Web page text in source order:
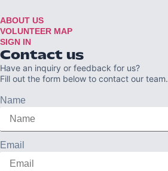
ABOUT US
VOLUNTEER MAP
SIGN IN
Contact us
Have an inquiry or feedback for us?
Fill out the form below to contact our team.
Name
Email